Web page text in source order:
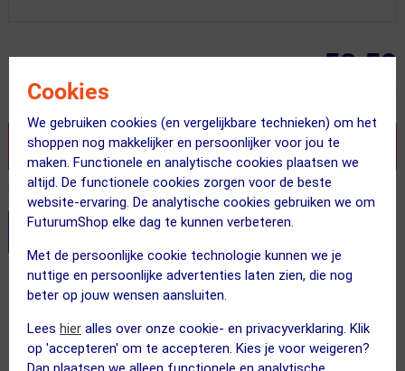
Cookies
We gebruiken cookies (en vergelijkbare technieken) om het
shoppen nog makkelijker en persoonlijker voor jou te
maken. Functionele en analytische cookies plaatsen we
altijd. De functionele cookies zorgen voor de beste
website-ervaring. De analytische cookies gebruiken we om
FuturumShop elke dag te kunnen verbeteren.
Met de persoonlijke cookie technologie kunnen we je
nuttige en persoonlijke advertenties laten zien, die nog
beter op jouw wensen aansluiten.
Lees hier alles over onze cookie- en privacyverklaring. Klik
op 'accepteren' om te accepteren. Kies je voor weigeren?
58.50
VOEG TOE AAN WINKELWAGEN
Recent besteld door 2 klanten! Bestel ook snel!
Stel je productvragen aan onze AI assistent
Gratis bezorging & retourneren
365 dagen retourrecht